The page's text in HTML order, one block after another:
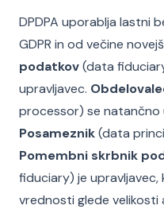
DPDPA uporablja lastni
GDPR in od večine
podatkov(data
upravljavec.
processor) se natančno
Posameznik(data
Pomembni skrbnik
fiduciary) je upravljavec,
vrednosti glede velikosti